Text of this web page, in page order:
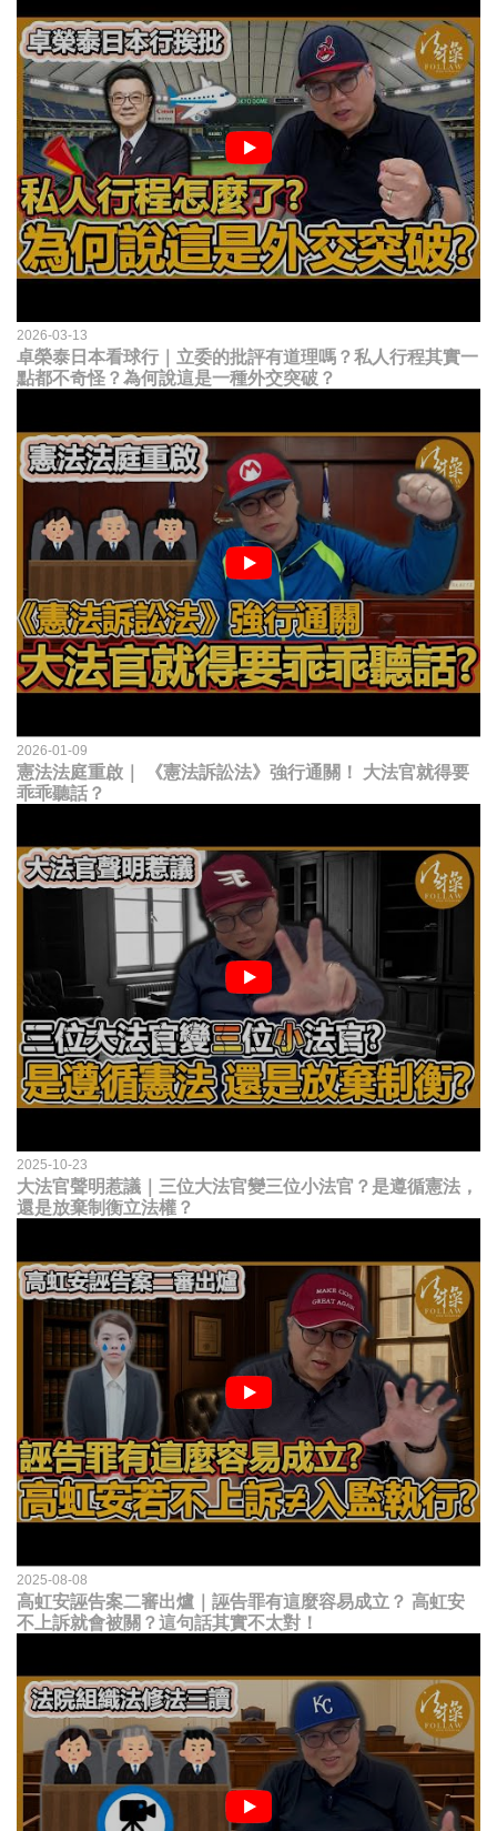
2026-03-13
卓榮泰日本看球行｜立委的批評有道理嗎？私人行程其實一
點都不奇怪？為何說這是一種外交突破？
2026-01-09
憲法法庭重啟｜ 《憲法訴訟法》強行通關！ 大法官就得要
乖乖聽話？
2025-10-23
大法官聲明惹議｜三位大法官變三位小法官？是遵循憲法，
還是放棄制衡立法權？
2025-08-08
高虹安誣告案二審出爐｜誣告罪有這麼容易成立？ 高虹安
不上訴就會被關？這句話其實不太對！